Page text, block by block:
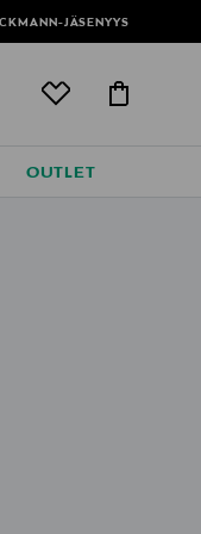
JÄSENYYS
OUTLET